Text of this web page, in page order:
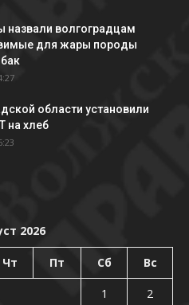
назвали волгоградцам
для жары породы
области установили
на хлеб
2026
Чт Пт Сб Вс
1
2